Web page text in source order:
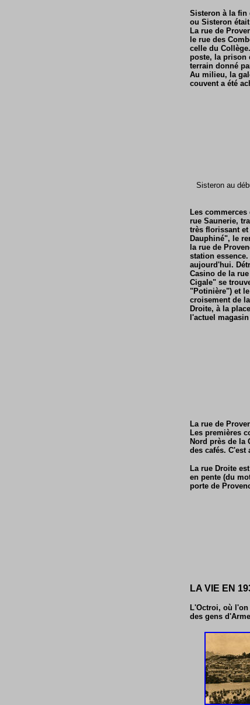
Sisteron à la fin
ou Sisteron
La rue de
le rue des
celle du
poste, la prison
terrain donné
Au milieu, la
couvent a été
Sisteron au
Les
rue Saunerie,
très florissant
Dauphiné", le
la rue de
station
aujourd'hui.
Casino de la
Cigale" se
"Potinière") et
croisement de
Droite, à la
l'actuel
La rue de
Les premières
Nord près de la
des cafés.
La rue Droite
en pente (du
porte de
LA VIE EN
L'Octroi, où
des gens